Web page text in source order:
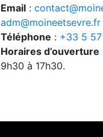
Email:
adm@moineetsevre.fr
Téléphone : +33 5
Horaires d’ouverture
9h30 à 17h30.